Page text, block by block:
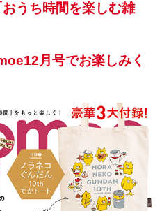
うち時間を楽しむ雑
月号でお楽しみく